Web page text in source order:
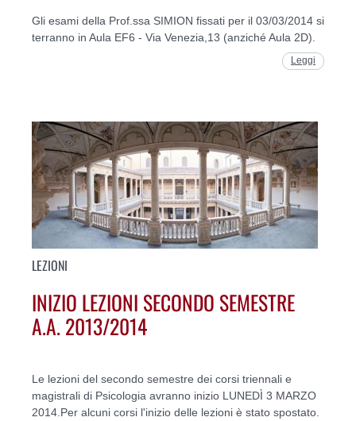
Gli esami della Prof.ssa SIMION fissati per il 03/03/2014 si
terranno in Aula EF6 - Via Venezia,13 (anziché Aula 2D).
Leggi
LEZIONI
INIZIO LEZIONI SECONDO SEMESTRE
A.A. 2013/2014
Le lezioni del secondo semestre dei corsi triennali e
magistrali di Psicologia avranno inizio LUNEDÌ 3 MARZO
2014.Per alcuni corsi l'inizio delle lezioni è stato spostato.